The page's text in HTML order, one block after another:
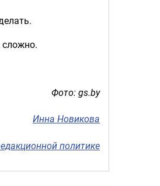
сложно.
Фото: gs.by
Инна Новикова
политике